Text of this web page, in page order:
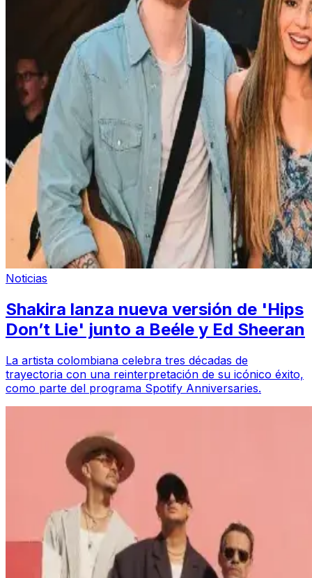
Noticias
Shakira lanza nueva versión de 'Hips
Don’t Lie' junto a Beéle y Ed Sheeran
La artista colombiana celebra tres décadas de
trayectoria con una reinterpretación de su icónico éxito,
como parte del programa Spotify Anniversaries.